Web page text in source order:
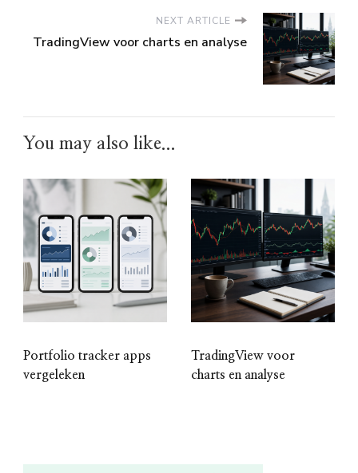
NEXT ARTICLE
TradingView voor charts en analyse
You may also like...
Portfolio tracker apps
vergeleken
TradingView voor
charts en analyse